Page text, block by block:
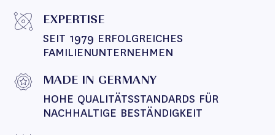
EXPERTISE
SEIT 1979 ERFOLGREICHES
FAMILIENUNTERNEHMEN
MADE IN GERMANY
HOHE QUALITÄTSSTANDARDS FÜR
NACHHALTIGE BESTÄNDIGKEIT